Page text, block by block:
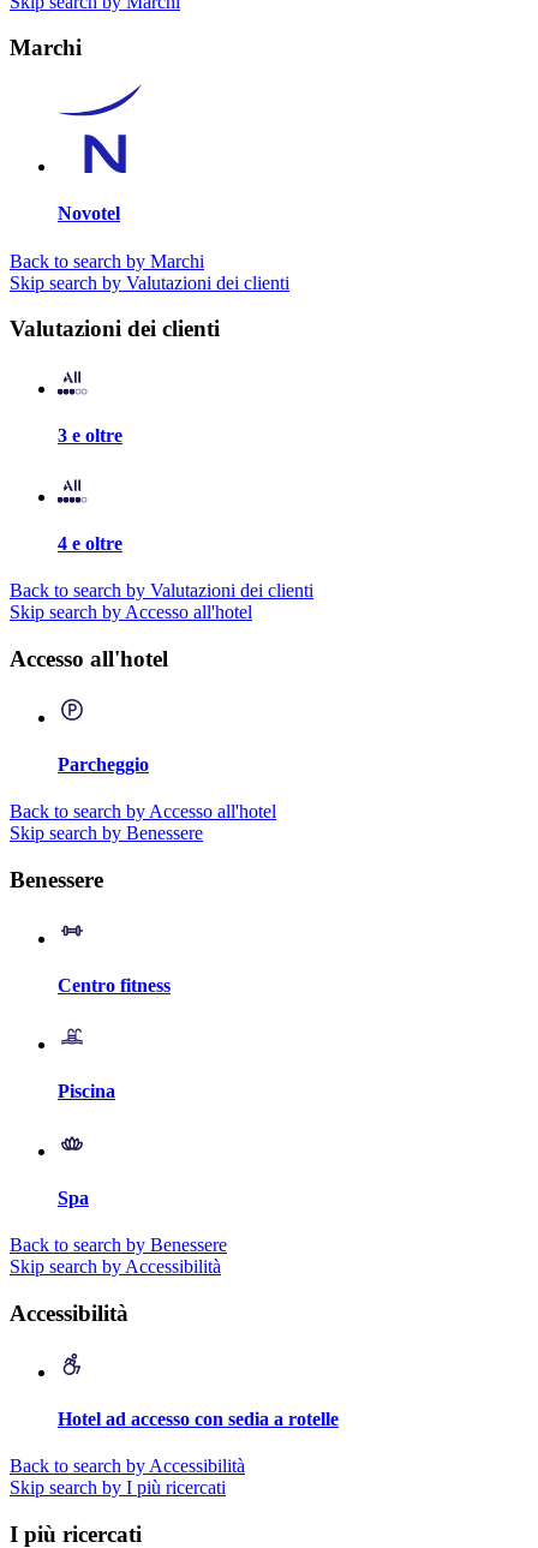
Marchi
Novotel
Back to search by Marchi
Skip search by Valutazioni dei clienti
Valutazioni dei clienti
3 e oltre
4 e oltre
Back to search by Valutazioni dei clienti
Skip search by Accesso all'hotel
Accesso all'hotel
Parcheggio
Back to search by Accesso all'hotel
Skip search by Benessere
Benessere
Centro fitness
Piscina
Spa
Back to search by Benessere
Skip search by Accessibilità
Accessibilità
Hotel ad accesso con sedia a rotelle
Back to search by Accessibilità
Skip search by I più ricercati
I più ricercati